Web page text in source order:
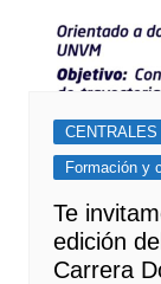
CENTRALES
Formación y
Te
edición
Carrera